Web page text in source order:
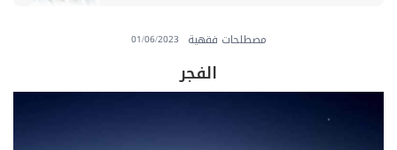
مصطلحات فقهية 01/06/2023
الفجر